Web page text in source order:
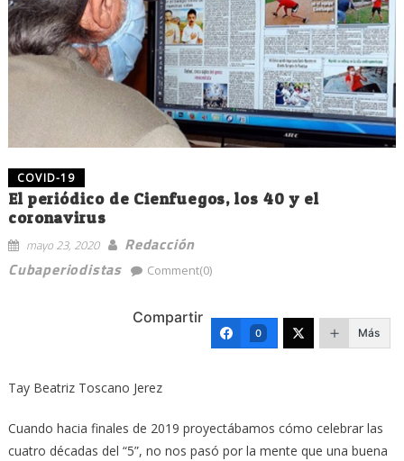
COVID-19
El periódico de Cienfuegos, los 40 y el
coronavirus
mayo 23, 2020
Redacción
Cubaperiodistas
Comment(0)
Compartir
0 Más
Tay Beatriz Toscano Jerez
Cuando hacia finales de 2019 proyectábamos cómo celebrar las
cuatro décadas del “5”, no nos pasó por la mente que una buena